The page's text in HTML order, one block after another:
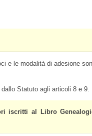
e le modalità di adesione
Statuto agli articoli 8 e 9.
iscritti al Libro